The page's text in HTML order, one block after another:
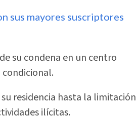
sus mayores suscriptores
su condena en un centro
residencia hasta la limitación
ilícitas.